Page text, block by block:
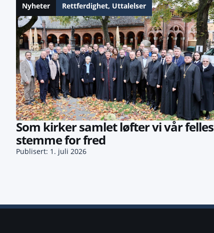
Nyheter Rettferdighet, Uttalelser
Som kirker samlet løfter vi vår felles
stemme for fred
Publisert: 1. juli 2026